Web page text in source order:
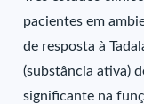
pacientes em
de resposta à
(substância ativa)
significante na